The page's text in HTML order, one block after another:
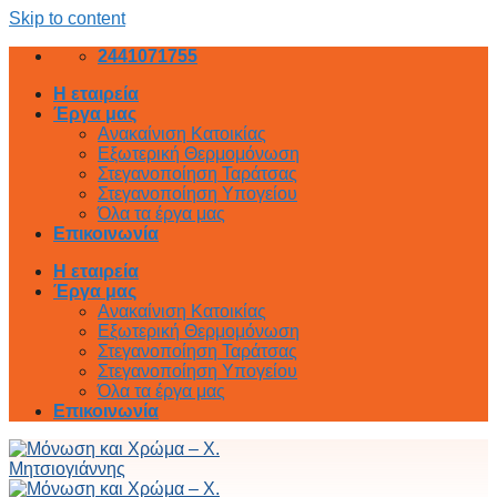
Skip to content
2441071755
Η εταιρεία
Έργα μας
Ανακαίνιση Κατοικίας
Εξωτερική Θερμομόνωση
Στεγανοποίηση Ταράτσας
Στεγανοποίηση Υπογείου
Όλα τα έργα μας
Επικοινωνία
Η εταιρεία
Έργα μας
Ανακαίνιση Κατοικίας
Εξωτερική Θερμομόνωση
Στεγανοποίηση Ταράτσας
Στεγανοποίηση Υπογείου
Όλα τα έργα μας
Επικοινωνία